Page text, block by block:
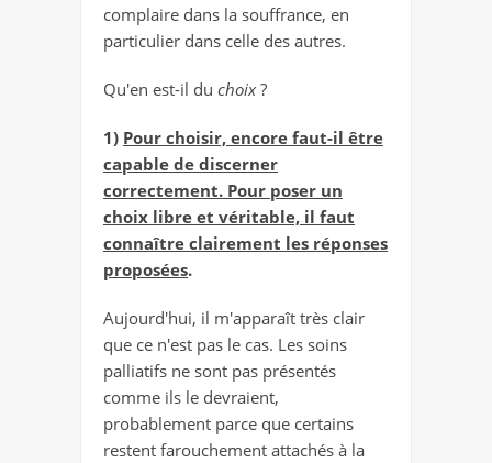
complaire dans la souffrance, en
particulier dans celle des autres.
Qu'en est-il du choix?
1) Pour choisir, encore faut-il être
capable de discerner
correctement. Pour poser un
choix libre et véritable, il faut
connaître clairement les réponses
proposées.
Aujourd'hui, il m'apparaît très clair
que ce n'est pas le cas. Les soins
palliatifs ne sont pas présentés
comme ils le devraient,
probablement parce que certains
restent farouchement attachés à la